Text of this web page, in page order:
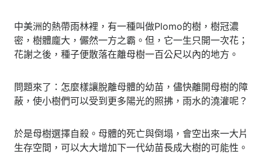
中美洲的熱帶雨林裡，有一種叫做Plomo的樹，樹冠濃
密，樹體龐大，儼然一方之霸。但，它一生只開一次花；
花謝之後，種子便散落在離母樹一百公尺以內的地方。
問題來了：怎麼樣讓脫離母體的幼苗，儘快離開母樹的障
蔽，使小樹們可以受到更多陽光的照拂，雨水的澆灌呢？
於是母樹選擇自殺。母體的死亡與倒塌，會空出來一大片
生存空間，可以大大增加下一代幼苗長成大樹的可能性。